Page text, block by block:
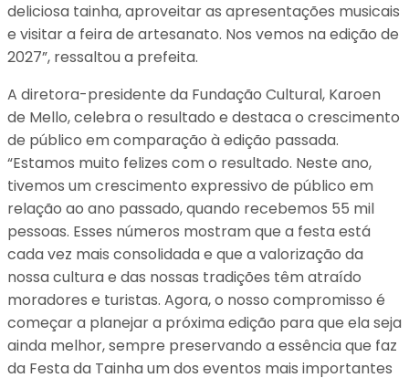
deliciosa tainha, aproveitar as apresentações musicais
e visitar a feira de artesanato. Nos vemos na edição de
2027”, ressaltou a prefeita.
A diretora-presidente da Fundação Cultural, Karoen
de Mello, celebra o resultado e destaca o crescimento
de público em comparação à edição passada.
“Estamos muito felizes com o resultado. Neste ano,
tivemos um crescimento expressivo de público em
relação ao ano passado, quando recebemos 55 mil
pessoas. Esses números mostram que a festa está
cada vez mais consolidada e que a valorização da
nossa cultura e das nossas tradições têm atraído
moradores e turistas. Agora, o nosso compromisso é
começar a planejar a próxima edição para que ela seja
ainda melhor, sempre preservando a essência que faz
da Festa da Tainha um dos eventos mais importantes